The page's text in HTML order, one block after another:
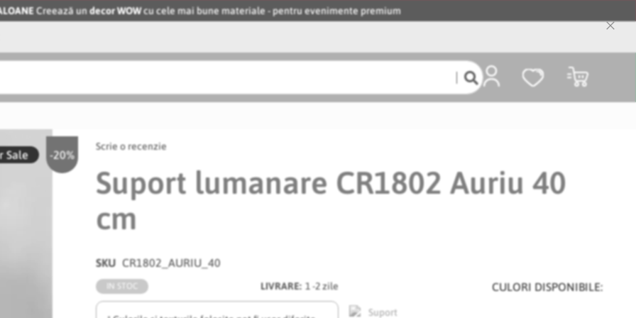
Creează undecor WOWcu cele mai bune materiale - pentru evenimente premium
Coșul meu
-20%
Sale
Scrie o recenzie
Suport lumanare CR1802 Auriu 40
cm
SKU CR1802_AURIU_40
LIVRARE: 1 -2 zile CULORI DISPONIBILE: